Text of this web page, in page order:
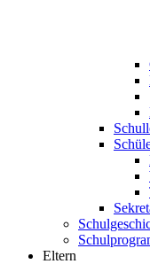
Eltern